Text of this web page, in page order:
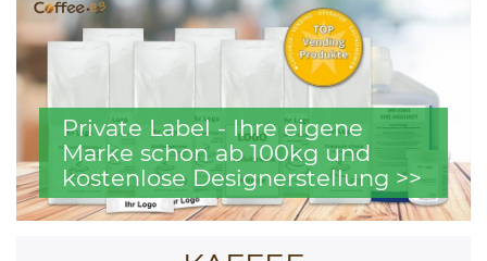
Private Label - Ihre eigene
Marke schon ab 100kg und
kostenlose Designerstellung >>